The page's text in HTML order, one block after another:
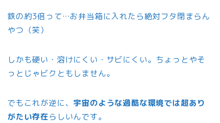
鉄の約3倍って…お弁当箱に入れたら絶対フタ閉まらん
やつ（笑）
しかも硬い・溶けにくい・サビにくい。ちょっとやそ
っとじゃビクともしません。
でもこれが逆に、 宇宙のような過酷な環境では超あり
がたい存在らしいんです。